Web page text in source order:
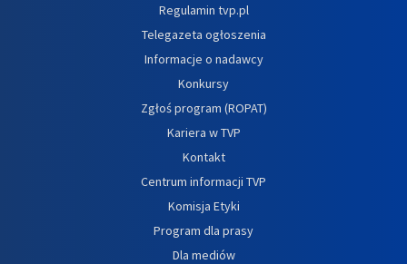
Regulamin tvp.pl
Telegazeta ogłoszenia
Informacje o nadawcy
Konkursy
Zgłoś program (ROPAT)
Kariera w TVP
Kontakt
Centrum informacji TVP
Komisja Etyki
Program dla prasy
Dla mediów